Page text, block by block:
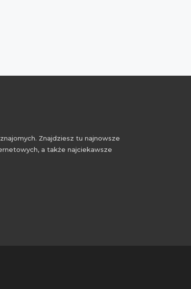
Znajdziesz tu najnowsze
a także najciekawsze